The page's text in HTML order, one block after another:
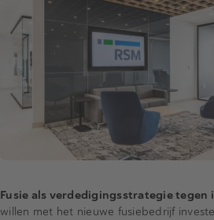
Fusie als verdedigingsstrategie tegen
willen met het nieuwe fusiebedrijf